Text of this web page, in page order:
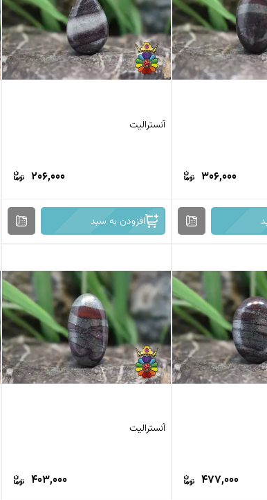
استیک اگات
عقیق عسلی
عقیق اتشین
عقیق شجر
306,000
آنسترالیت
206,000
افزودن به سبد
477,000
آنسترالیت
403,000